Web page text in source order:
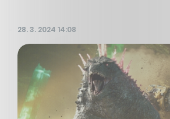
28. 3. 2024 14:08